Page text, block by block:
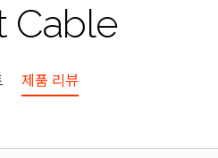
Cable
제품 리뷰